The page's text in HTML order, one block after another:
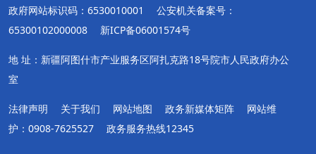
政府网站标识码：6530010001
公安机关备案号：
65300102000008
新ICP备06001574号
地 址：新疆阿图什市产业服务区阿扎克路18号院市人民政府办公
室
法律声明 关于我们 网站地图 政务新媒体矩阵
网站维
护：0908-7625527
政务服务热线12345